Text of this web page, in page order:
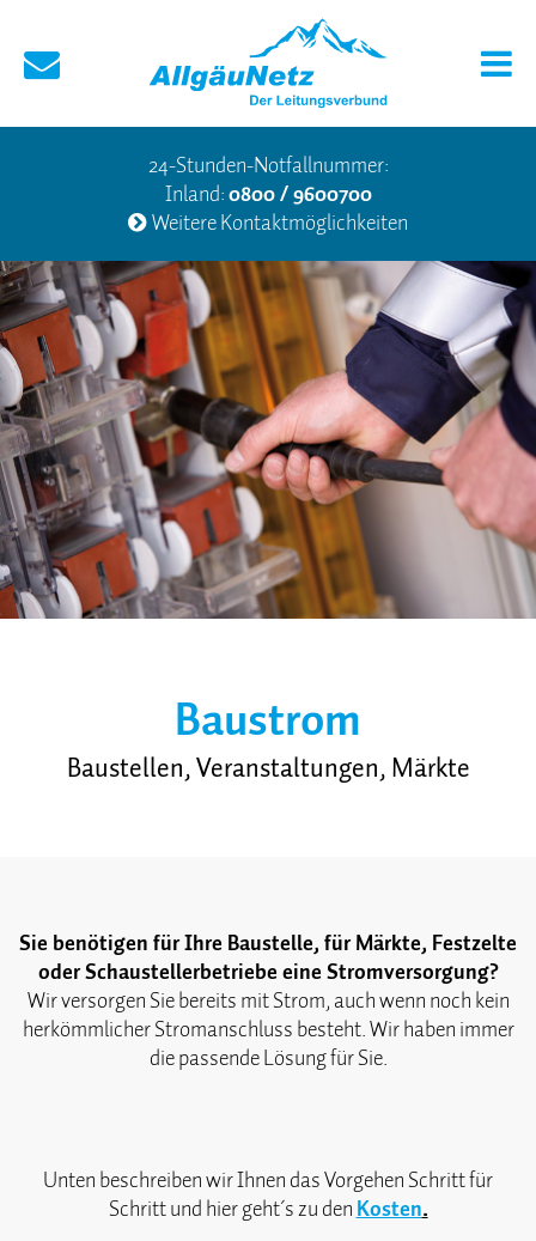
24-Stunden-Notfallnummer:
Inland:0800 / 9600700
Weitere Kontaktmöglichkeiten
Baustrom
Baustellen, Veranstaltungen, Märkte
Sie benötigen für Ihre Baustelle, für Märkte, Festzelte
oder Schaustellerbetriebe eine Stromversorgung?
Wir versorgen Sie bereits mit Strom, auch wenn noch kein
herkömmlicher Stromanschluss besteht. Wir haben immer
die passende Lösung für Sie.
Unten beschreiben wir Ihnen das Vorgehen Schritt für
Schritt und hier geht´s zu denKosten.